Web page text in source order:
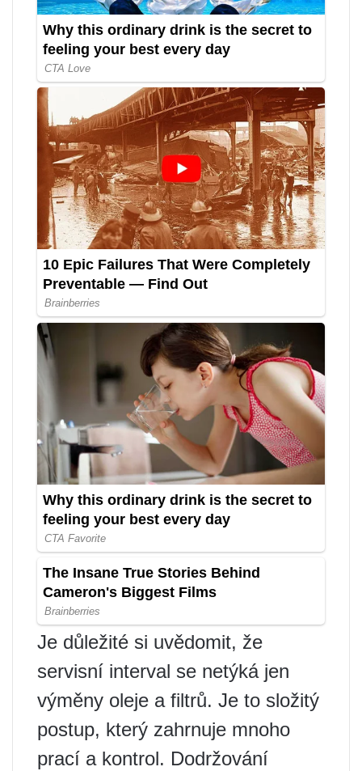
Je důležité si uvědomit, že
servisní interval se netýká jen
výměny oleje a filtrů. Je to složitý
postup, který zahrnuje mnoho
prací a kontrol. Dodržování